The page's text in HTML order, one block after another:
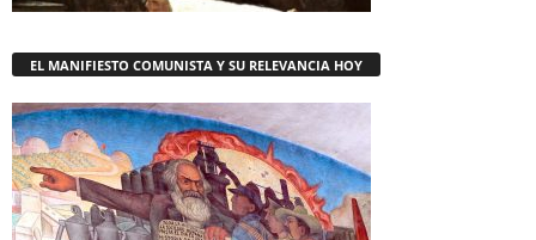
EL MANIFIESTO COMUNISTA Y SU RELEVANCIA HOY